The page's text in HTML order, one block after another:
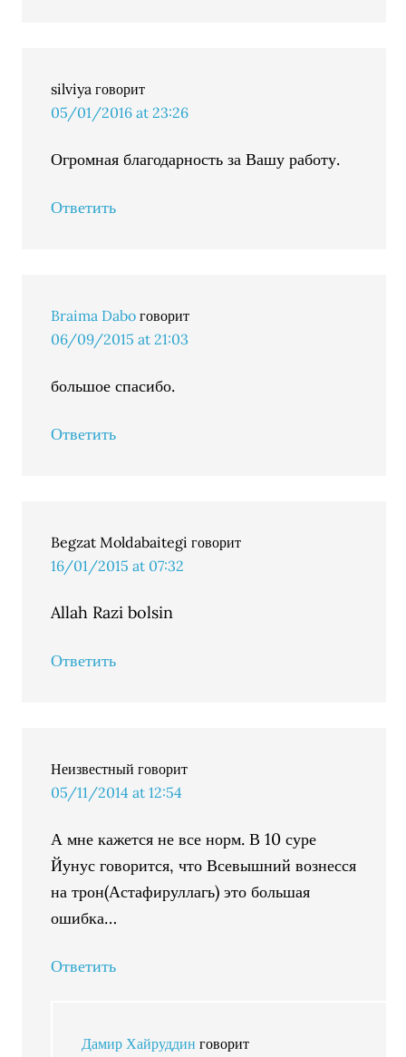
silviya говорит
05/01/2016 at 23:26
Огромная благодарность за Вашу работу.
Ответить
Braima Dabo говорит
06/09/2015 at 21:03
большое спасибо.
Ответить
Begzat Moldabaitegi говорит
16/01/2015 at 07:32
Allah Razi bolsin
Ответить
Неизвестный говорит
05/11/2014 at 12:54
А мне кажется не все норм. В 10 суре
Йунус говорится, что Всевышний вознесся
на трон(Астафируллагь) это большая
ошибка…
Ответить
Дамир Хайруддин говорит